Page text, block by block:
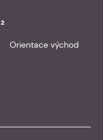
Orientace východ